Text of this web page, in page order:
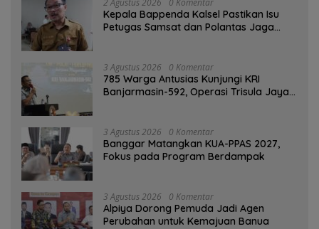
2 Agustus 2026 0 Komentar
Kepala Bappenda Kalsel Pastikan Isu
Petugas Samsat dan Polantas Jaga
3 Agustus 2026 0 Komentar
785 Warga Antusias Kunjungi KRI
Banjarmasin-592, Operasi Trisula Jaya
3 Agustus 2026 0 Komentar
‎Banggar Matangkan KUA-PPAS 2027,
Fokus pada Program Berdampak
3 Agustus 2026 0 Komentar
‎Alpiya Dorong Pemuda Jadi Agen
Perubahan untuk Kemajuan Banua ‎